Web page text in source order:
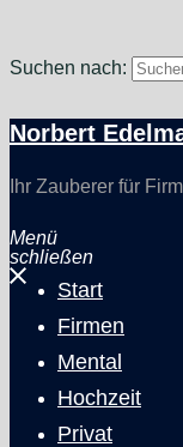
Suchen nach:
Norbert
Ihr Zauberer für
Menü
schließen
Start
Firmen
Mental
Hochzeit
Privat